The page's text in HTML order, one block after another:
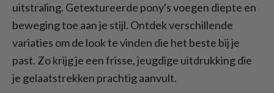
uitstraling. Getextureerde pony's voegen diepte en
beweging toe aan je stijl. Ontdek verschillende
variaties om de look te vinden die het beste bij je
past. Zo krijg je een frisse, jeugdige uitdrukking die
je gelaatstrekken prachtig aanvult.